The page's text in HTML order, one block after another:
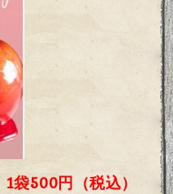
500円（税込）